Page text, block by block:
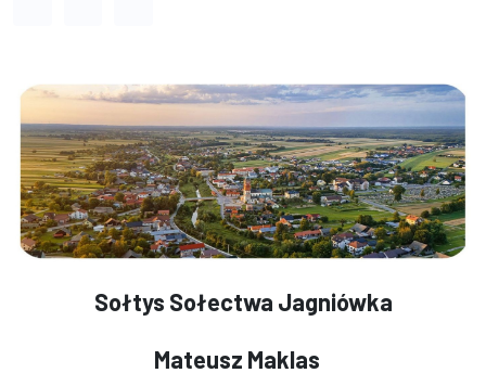
Sołtys Sołectwa Jagniówka
Mateusz Maklas